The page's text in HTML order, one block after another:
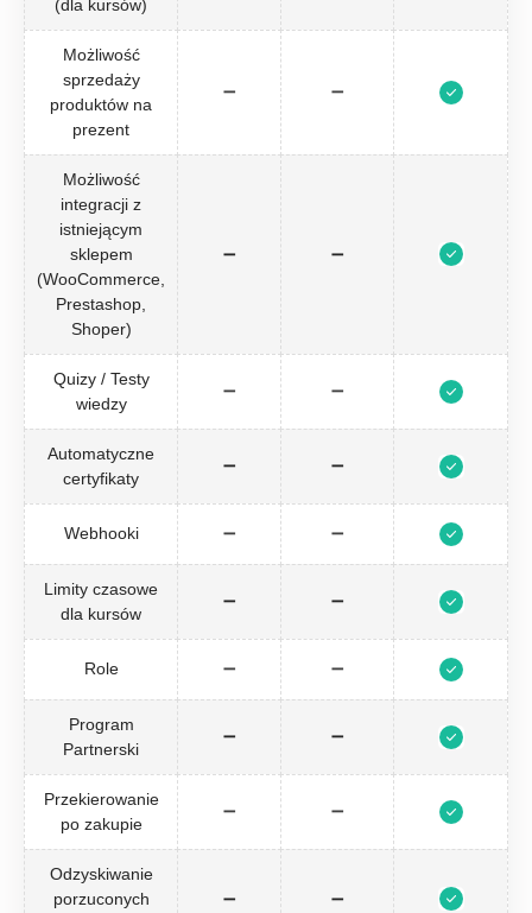
(dla kursów)
Możliwość
sprzedaży
produktów na
prezent
➖ ➖
Możliwość
integracji z
istniejącym
sklepem
(WooCommerce,
Prestashop,
Shoper)
➖ ➖
Quizy / Testy
wiedzy
➖ ➖
Automatyczne
certyfikaty
➖ ➖
Webhooki ➖ ➖
Limity czasowe
dla kursów
➖ ➖
Role ➖ ➖
Program
Partnerski
➖ ➖
Przekierowanie
po zakupie
➖ ➖
Odzyskiwanie
porzuconych
➖ ➖